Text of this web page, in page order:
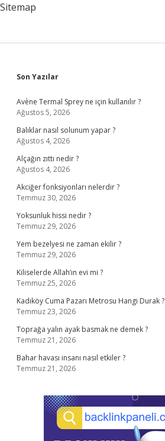
Sitemap
Sidebar
Son Yazılar
Avène Termal Sprey ne için kullanılır ?
Ağustos 5, 2026
Balıklar nasıl solunum yapar ?
Ağustos 4, 2026
Alçağın zıttı nedir ?
Ağustos 4, 2026
Akciğer fonksiyonları nelerdir ?
Temmuz 30, 2026
Yoksunluk hissi nedir ?
Temmuz 29, 2026
Yem bezelyesi ne zaman ekilir ?
Temmuz 29, 2026
Kiliselerde Allah’ın evi mi ?
Temmuz 25, 2026
Kadıköy Cuma Pazarı Metrosu Hangi Durak ?
Temmuz 23, 2026
Toprağa yalın ayak basmak ne demek ?
Temmuz 21, 2026
Bahar havası insanı nasıl etkiler ?
Temmuz 21, 2026